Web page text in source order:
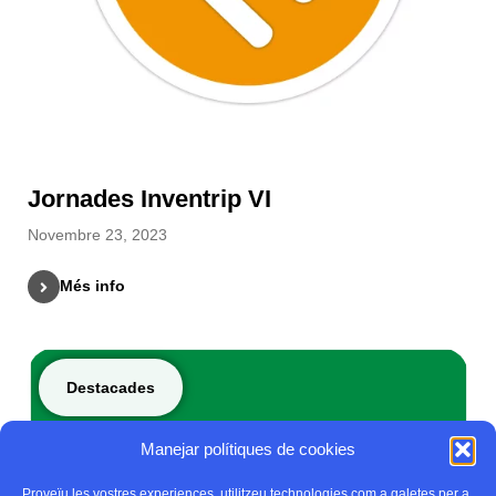
Manejar polítiques de cookies
Jornades Inventrip VI
Novembre 23, 2023
Més info
Destacades